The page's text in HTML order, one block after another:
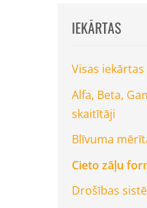
IEKĀRTAS
Visas iekārtas
Alfa, Beta,
skaitītāji
Blīvuma
Cieto zāļu
Drošības